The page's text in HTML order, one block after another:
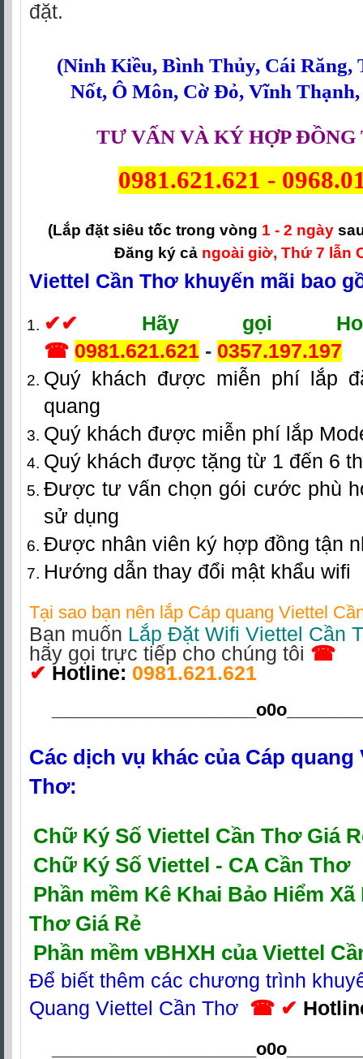
đặt.
(Ninh Kiều, Bình Thủy, Cái Răng,
Nốt, Ô Môn, Cờ Đỏ, Vĩnh Thạnh
TƯ VẤN VÀ KÝ HỢP ĐỒNG
0981.621.621 -
(Lắp đặt siêu tốc trong vòng 1 - 2 ngày
Đăng ký cả ngoài giờ, Thứ 7 lẫn
Viettel Cần Thơ khuyến mãi bao
✔✔ Hãy gọi
☎ 0981.621.621 - 0357.197.197
Quý khách được miễn phí lắp
quang
Quý khách được miễn phí lắp
Quý khách được tặng từ 1 đến 6
Được tư vấn chọn gói cước phù
sử dụng
Được nhân viên ký hợp đồng tận
Hướng dẫn thay đổi mật khẩu wifi
Tại sao bạn nên lắp Cáp quang Viettel
Bạn muốn Lắp Đặt Wifi Viettel Cần
hãy gọi trực tiếp cho chúng tôi ☎
✔ Hotline: 0981.621.621
_____________________o0o
Các dịch vụ khác của Cáp quang
Thơ:
Chữ Ký Số Viettel Cần Thơ Giá
Chữ Ký Số Viettel - CA Cần Thơ
Phần mềm Kê Khai Bảo Hiểm
Thơ Giá Rẻ
Phần mềm vBHXH của Viettel
Để biết thêm các chương trình
Quang Viettel Cần Thơ ☎ ✔
_____________________o0o